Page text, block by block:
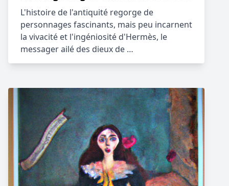
L'histoire de l'antiquité regorge de
personnages fascinants, mais peu incarnent
la vivacité et l'ingéniosité d'Hermès, le
messager ailé des dieux de …